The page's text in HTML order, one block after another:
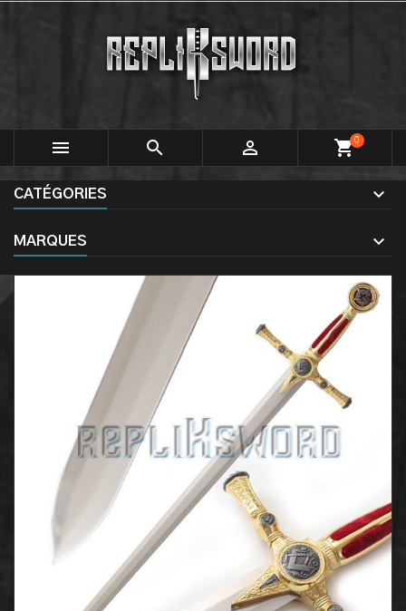
   shopping_cart0
CATÉGORIES
MARQUES